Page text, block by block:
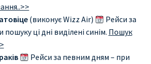
(виконує Wizz Air)
Рейси за
ці дні виділені синім. Пошук
Рейси за певним дням – при